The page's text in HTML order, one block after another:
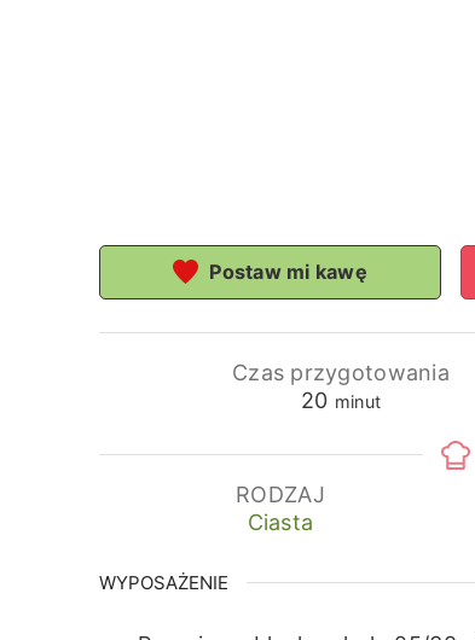
Postaw mi kawę
Czas przygotowania
20minuty
minut
RODZAJ
Ciasta
WYPOSAŻENIE